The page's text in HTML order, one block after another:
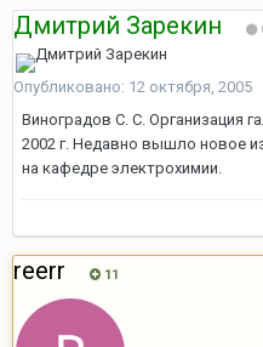
Дмитрий Зарекин
Опубликовано: 12 октября, 2005
Виноградов С. С. Организация
2002 г. Недавно вышло новое
на кафедре электрохимии.
reerr 11